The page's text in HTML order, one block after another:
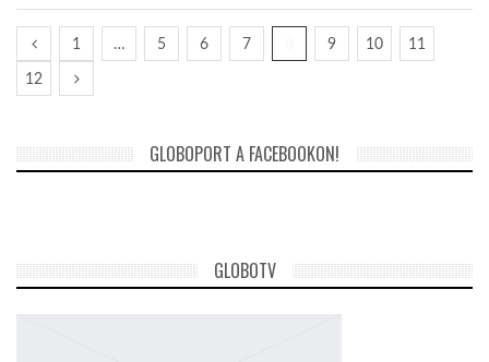
1 … 5 6 7 9 10 11
12
GLOBOPORT A FACEBOOKON!
GLOBOTV